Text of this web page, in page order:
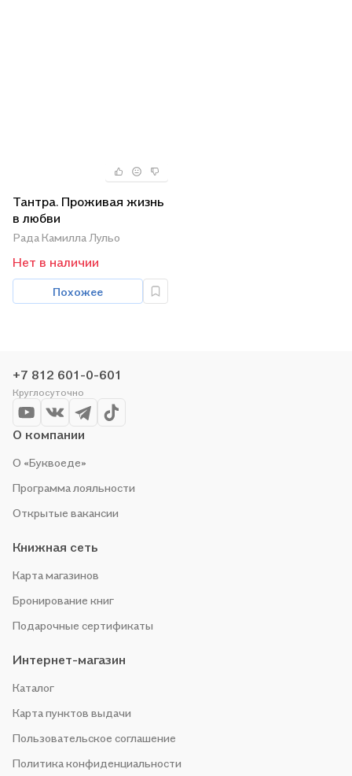
Тантра. Проживая жизнь
в любви
Рада Камилла Лульо
Нет в наличии
Похожее
+7 812 601-0-601
Круглосуточно
О компании
О «Буквоеде»
Программа лояльности
Открытые вакансии
Книжная сеть
Карта магазинов
Бронирование книг
Подарочные сертификаты
Интернет-магазин
Каталог
Карта пунктов выдачи
Пользовательское соглашение
Политика конфиденциальности